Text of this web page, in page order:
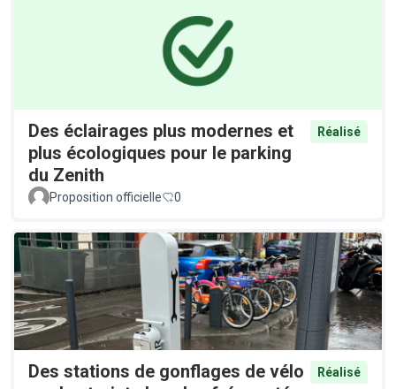
Des éclairages plus modernes et
plus écologiques pour le parking
du Zenith
Réalisé
Proposition officielle 0
Des stations de gonflages de vélo
Réalisé